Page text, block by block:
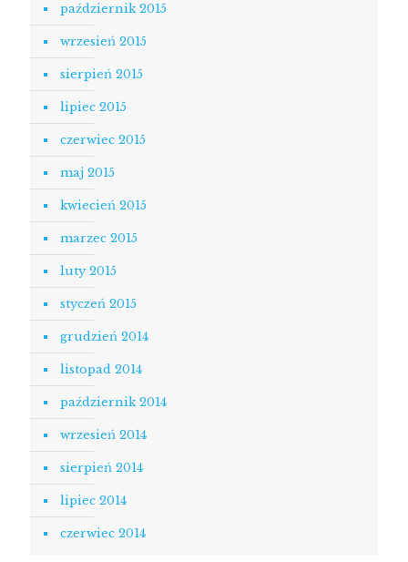
październik 2015
wrzesień 2015
sierpień 2015
lipiec 2015
czerwiec 2015
maj 2015
kwiecień 2015
marzec 2015
luty 2015
styczeń 2015
grudzień 2014
listopad 2014
październik 2014
wrzesień 2014
sierpień 2014
lipiec 2014
czerwiec 2014